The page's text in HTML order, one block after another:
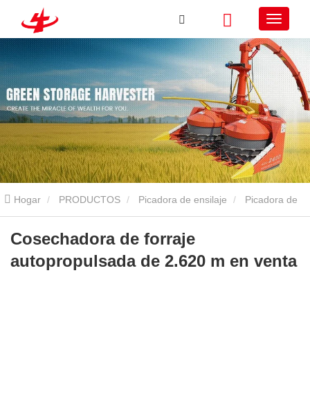
Hogar PRODUCTOS Picadora de ensilaje Picadora de
ensilaje autopropulsada Cosechadora de forraje autopropulsada
de 2.620 m en venta
Cosechadora de forraje
autopropulsada de 2.620 m en venta